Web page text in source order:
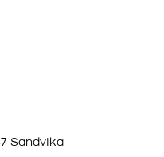
Sandvika